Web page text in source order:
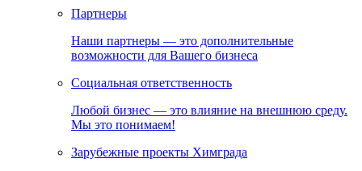
Партнеры
Наши партнеры — это дополнительные
возможности для Вашего бизнеса
Социальная ответственность
Любой бизнес — это влияние на внешнюю среду.
Мы это понимаем!
Зарубежные проекты Химграда